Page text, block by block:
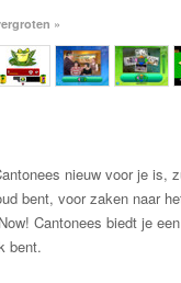
»
nieuw voor je is,
bent, voor zaken naar
Cantonees biedt je
bent.